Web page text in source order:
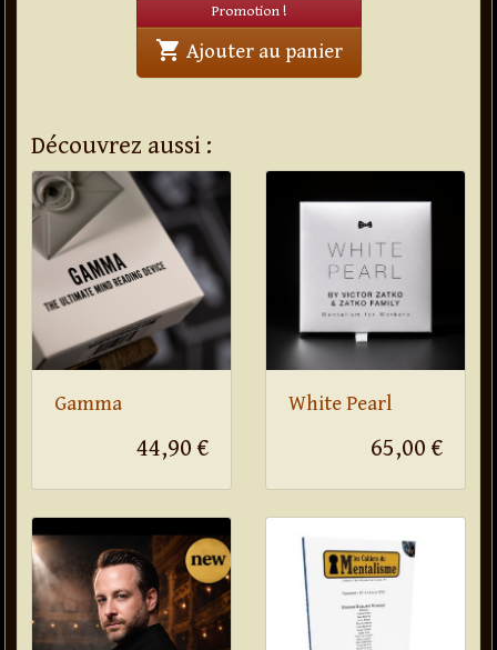
Promotion !
shopping_cart Ajouter au panier' . Add A Number
Découvrez aussi :
Gamma
44,90 €
White Pearl
65,00 €